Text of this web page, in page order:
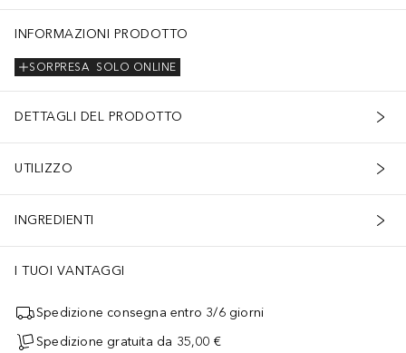
INFORMAZIONI PRODOTTO
SOLO ONLINE
SORPRESA
DETTAGLI DEL PRODOTTO
UTILIZZO
INGREDIENTI
I TUOI VANTAGGI
Spedizione consegna entro 3/6 giorni
Spedizione gratuita da 35,00 €